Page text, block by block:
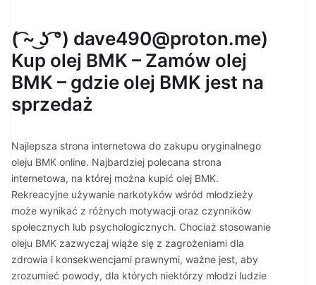
( ͡~ ͜ʖ ͡°) dave490@proton.me)
Kup olej BMK – Zamów olej
BMK – gdzie olej BMK jest na
sprzedaż
Najlepsza strona internetowa do zakupu oryginalnego
oleju BMK online. Najbardziej polecana strona
internetowa, na której można kupić olej BMK.
Rekreacyjne używanie narkotyków wśród młodzieży
może wynikać z różnych motywacji oraz czynników
społecznych lub psychologicznych. Chociaż stosowanie
oleju BMK zazwyczaj wiąże się z zagrożeniami dla
zdrowia i konsekwencjami prawnymi, ważne jest, aby
zrozumieć powody, dla których niektórzy młodzi ludzie